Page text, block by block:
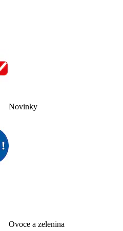
Novinky
Ovoce a zelenina